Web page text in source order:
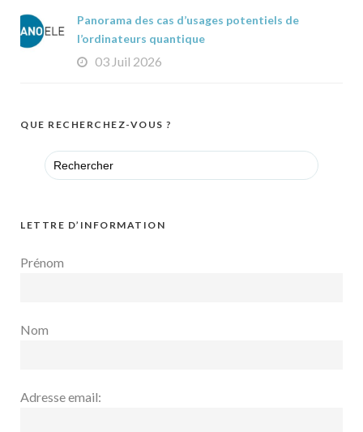
Panorama des cas d’usages potentiels de
l’ordinateurs quantique
03 Juil 2026
QUE RECHERCHEZ-VOUS ?
Search
for:
LETTRE D’INFORMATION
Prénom
Nom
Adresse email: